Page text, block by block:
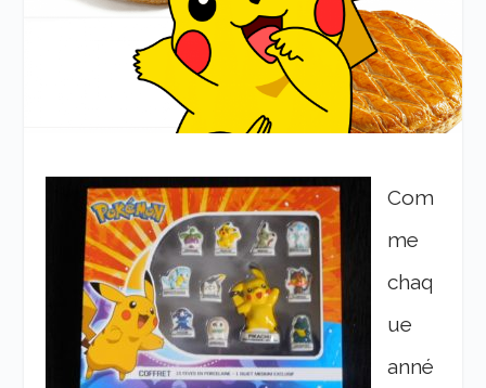
Com
me
chaq
ue
anné